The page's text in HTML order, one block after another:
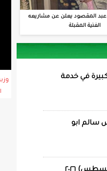
عبد المقصود يعلن عن مشاريعه
الفنية المقبلة
في خدمة
سالم ابو